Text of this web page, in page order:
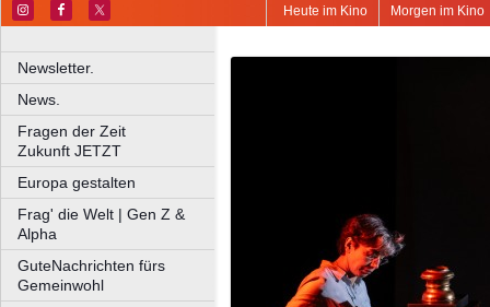
Morgen im Kino
Heute im Kino
Newsletter.
News.
Fragen der Zeit
Zukunft JETZT
Europa gestalten
Frag' die Welt | Gen Z &
Alpha
GuteNachrichten fürs
Gemeinwohl